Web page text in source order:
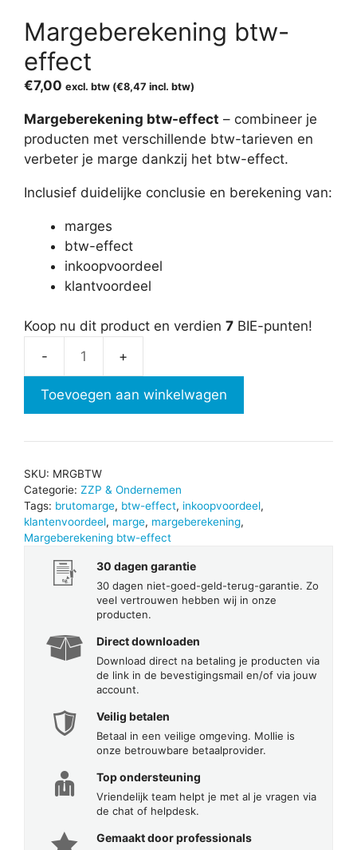
Margeberekening btw-
effect
€7,00 excl. btw (€8,47 incl. btw)
Margeberekening btw-effect – combineer je
producten met verschillende btw-tarieven en
verbeter je marge dankzij het btw-effect.
Inclusief duidelijke conclusie en berekening van:
marges
btw-effect
inkoopvoordeel
klantvoordeel
Koop nu dit product en verdien 7 BIE-punten!
effect
Toevoegen aan winkelwagen
SKU: MRGBTW
Categorie: ZZP & Ondernemen
Tags: brutomarge, btw-effect, inkoopvoordeel,
klantenvoordeel, marge, margeberekening,
Margeberekening btw-effect
30 dagen garantie
30 dagen niet-goed-geld-terug-garantie. Zo
veel vertrouwen hebben wij in onze
producten.
Direct downloaden
Download direct na betaling je producten via
de link in de bevestigingsmail en/of via jouw
account.
Veilig betalen
Betaal in een veilige omgeving. Mollie is
onze betrouwbare betaalprovider.
Top ondersteuning
Vriendelijk team helpt je met al je vragen via
de chat of helpdesk.
Gemaakt door professionals